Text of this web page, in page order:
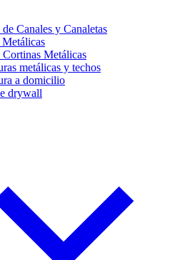
Canales y Canaletas
Metálicas
Cortinas Metálicas
metálicas y techos
a domicilio
drywall